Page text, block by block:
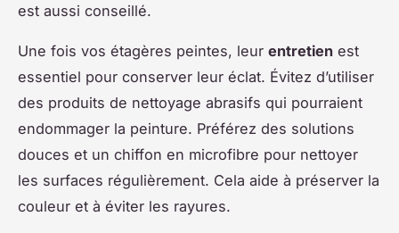
est aussi conseillé.
Une fois vos étagères peintes, leur entretien est
essentiel pour conserver leur éclat. Évitez d’utiliser
des produits de nettoyage abrasifs qui pourraient
endommager la peinture. Préférez des solutions
douces et un chiffon en microfibre pour nettoyer
les surfaces régulièrement. Cela aide à préserver la
couleur et à éviter les rayures.